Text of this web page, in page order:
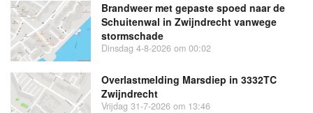
Brandweer met gepaste spoed naar de
Schuitenwal in Zwijndrecht vanwege
stormschade
Dinsdag 4-8-2026 om 00:02
Overlastmelding Marsdiep in 3332TC
Zwijndrecht
Vrijdag 31-7-2026 om 13:46